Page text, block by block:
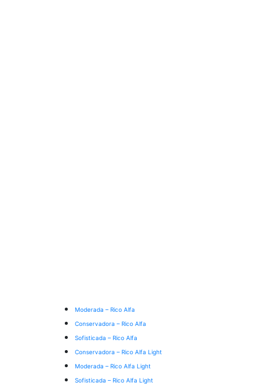
Moderada – Rico Alfa
Conservadora – Rico Alfa
Sofisticada – Rico Alfa
Conservadora – Rico Alfa Light
Moderada – Rico Alfa Light
Sofisticada – Rico Alfa Light